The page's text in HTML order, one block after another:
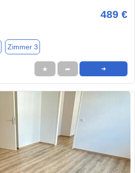
489 €
Zimmer 3
★ ➦ ➜